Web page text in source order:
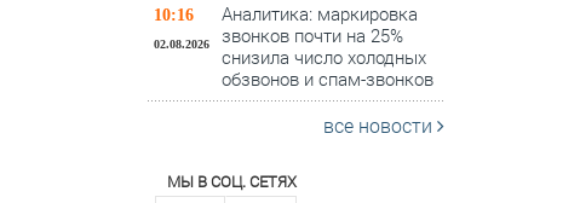
10:16
02.08.2026
Аналитика: маркировка
звонков почти на 25%
снизила число холодных
обзвонов и спам-звонков
все новости
МЫ В СОЦ. СЕТЯХ